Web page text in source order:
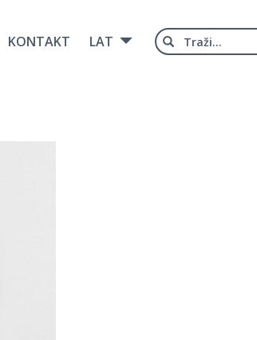
KONTAKT LAT